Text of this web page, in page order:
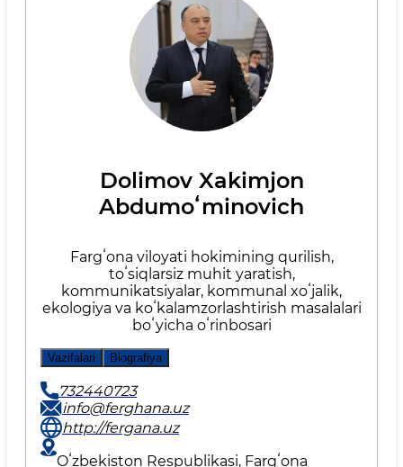
Dolimov Xakimjon
Abdumoʻminovich
Fargʻona viloyati hokimining qurilish,
toʻsiqlarsiz muhit yaratish,
kommunikatsiyalar, kommunal xoʻjalik,
ekologiya va koʻkalamzorlashtirish masalalari
boʻyicha oʻrinbosari
Vazifalari Biografiya
732440723
info@ferghana.uz
http://fergana.uz
Oʻzbekiston Respublikasi, Fargʻona